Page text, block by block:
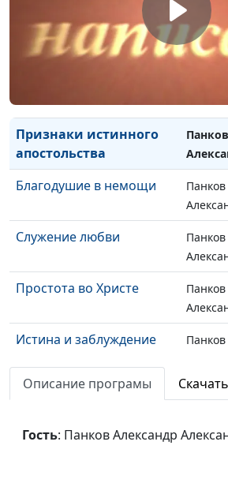
Полное Евангелие
(первая часть)
Признаки истинного
апостольства
Благодушие в немощи
Служение любви
Простота во Христе
Истина и заблуждение
Секретное оружие
Панков
Дар
Панков
Описание програмы Скачать
Гость: Панков Александр